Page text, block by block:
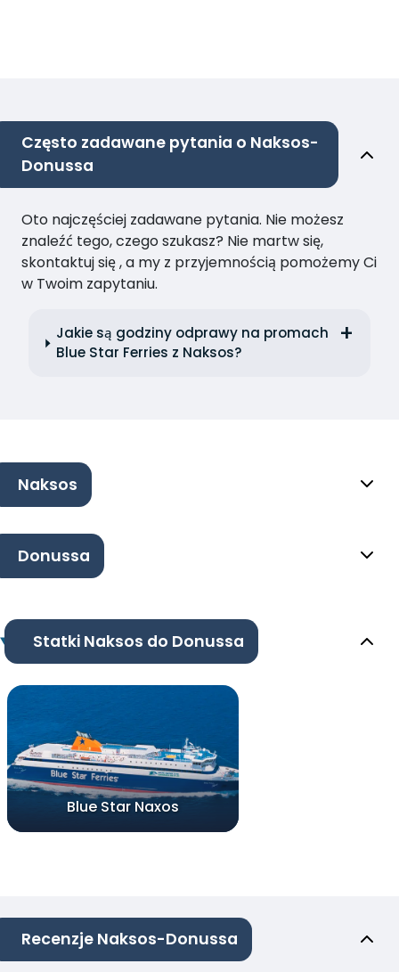
Często zadawane pytania o Naksos-
Donussa
Oto najczęściej zadawane pytania. Nie możesz
znaleźć tego, czego szukasz? Nie martw się,
skontaktuj się , a my z przyjemnością pomożemy Ci
w Twoim zapytaniu.
Jakie są godziny odprawy na promach
Blue Star Ferries z Naksos?
Naksos
Donussa
Statki Naksos do Donussa
Blue Star Naxos
Recenzje Naksos-Donussa